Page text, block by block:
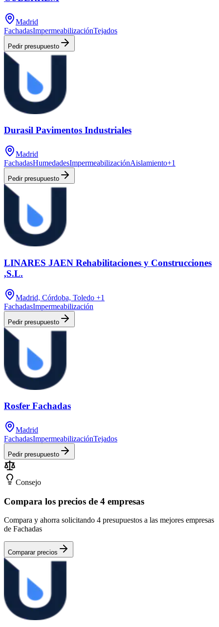
Madrid
FachadasImpermeabilizaciónTejados
Pedir presupuesto
Durasil Pavimentos Industriales
Madrid
FachadasHumedadesImpermeabilizaciónAislamiento+1
Pedir presupuesto
LINARES JAEN Rehabilitaciones y Construcciones
,S.L.
Madrid, Córdoba, Toledo +1
FachadasImpermeabilización
Pedir presupuesto
Rosfer Fachadas
Madrid
FachadasImpermeabilizaciónTejados
Pedir presupuesto
Consejo
Compara los precios de 4 empresas
Compara y ahorra solicitando 4 presupuestos a las mejores empresas
de Fachadas
Comparar precios